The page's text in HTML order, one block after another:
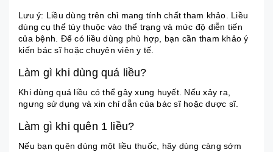
Lưu ý: Liều dùng trên chỉ mang tính chất tham khảo. Liều
dùng cụ thể tùy thuộc vào thể trạng và mức độ diễn tiến
của bệnh. Để có liều dùng phù hợp, bạn cần tham khảo ý
kiến bác sĩ hoặc chuyên viên y tế.
Làm gì khi dùng quá liều?
Khi dùng quá liều có thể gây xung huyết. Nếu xảy ra,
ngưng sử dụng và xin chỉ dẫn của bác sĩ hoặc dược sĩ.
Làm gì khi quên 1 liều?
Nếu bạn quên dùng một liều thuốc, hãy dùng càng sớm